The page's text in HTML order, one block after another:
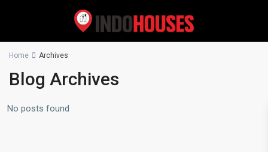
Home Archives
Blog Archives
No posts found